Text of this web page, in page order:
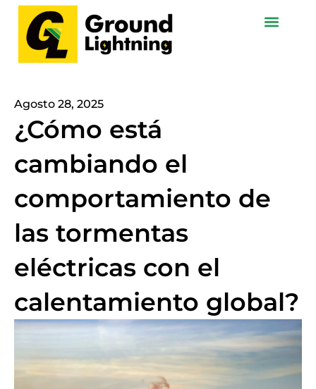
contenido
Agosto 28, 2025
¿Cómo está
cambiando el
comportamiento de
las tormentas
eléctricas con el
calentamiento global?